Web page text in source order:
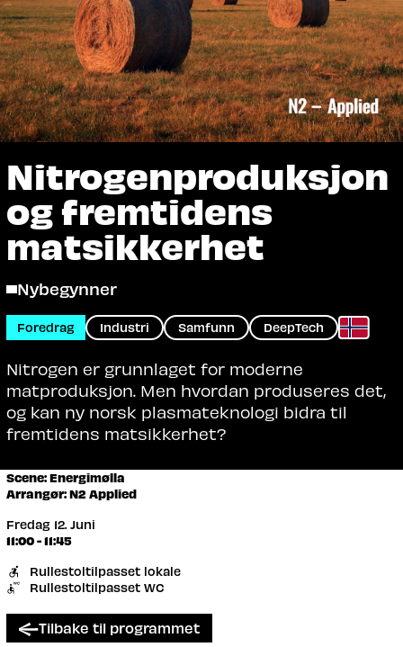
Nitrogenproduksjon
og fremtidens
matsikkerhet
Nybegynner
Foredrag Industri Samfunn DeepTech
Nitrogen er grunnlaget for moderne
matproduksjon. Men hvordan produseres det,
og kan ny norsk plasmateknologi bidra til
fremtidens matsikkerhet?
Scene: Energimølla
Arrangør: N2 Applied
Fredag 12. Juni
11:00 - 11:45
Rullestoltilpasset lokale
Rullestoltilpasset WC
Tilbake til programmet